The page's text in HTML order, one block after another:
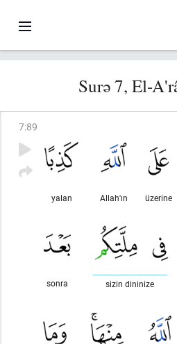
Surə 7, El-
7:89
üzerine
Allah'ın
yalan
sizin dininize
sonra